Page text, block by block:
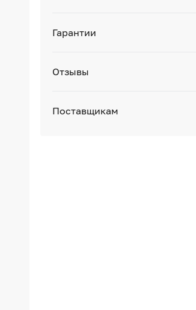
Гарантии
Отзывы
Поставщикам